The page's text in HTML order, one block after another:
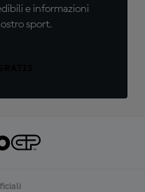
e informazioni
sport.